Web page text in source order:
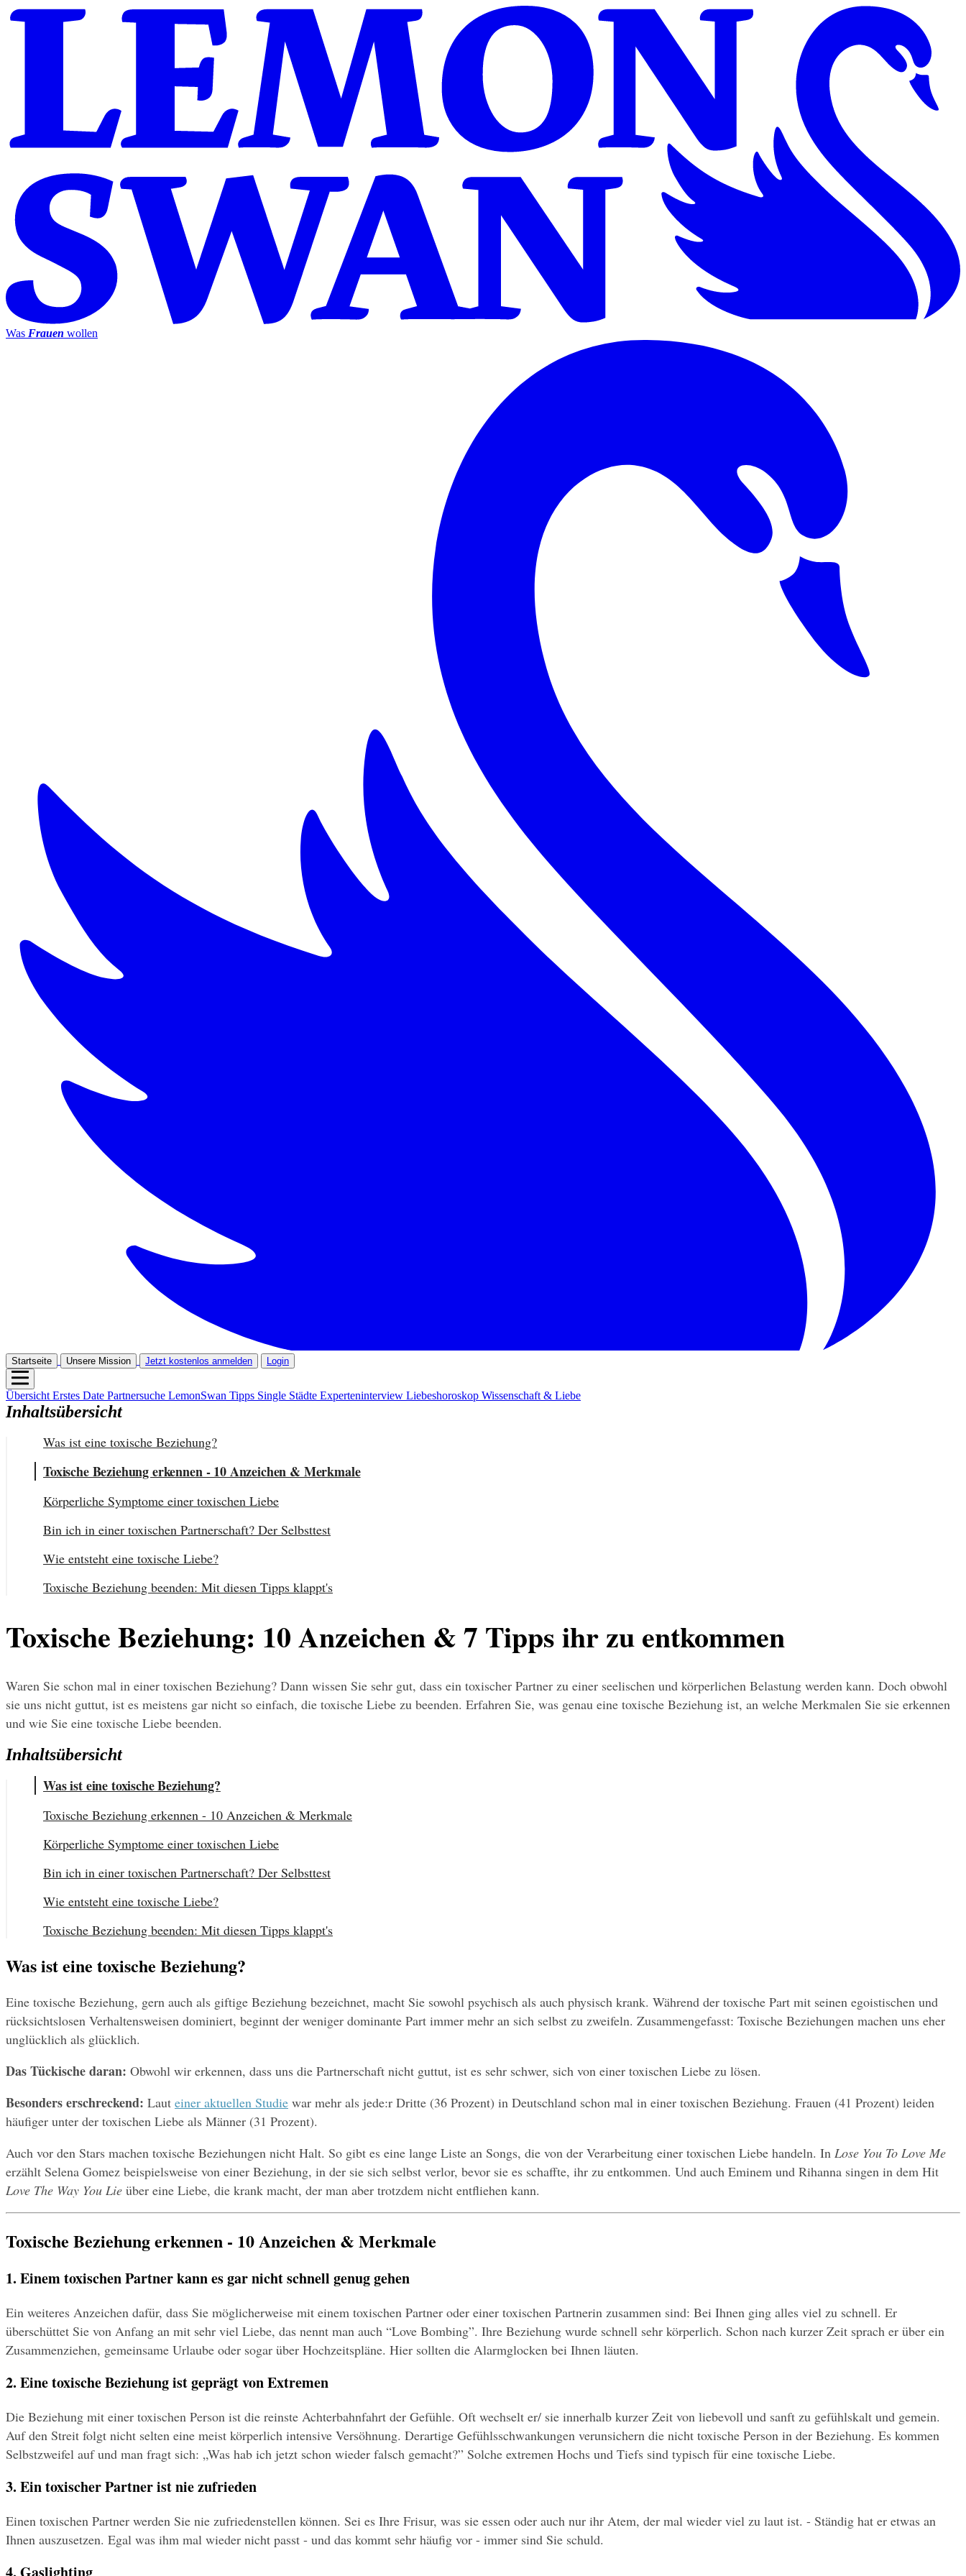
Was Frauen wollen
Startseite Unsere Mission Jetzt kostenlos anmelden Login
Übersicht Erstes Date Partnersuche LemonSwan Tipps Single Städte Experteninterview Liebeshoroskop Wissenschaft & Liebe
Inhaltsübersicht
Was ist eine toxische Beziehung?
Toxische Beziehung erkennen - 10 Anzeichen & Merkmale
Körperliche Symptome einer toxischen Liebe
Bin ich in einer toxischen Partnerschaft? Der Selbsttest
Wie entsteht eine toxische Liebe?
Toxische Beziehung beenden: Mit diesen Tipps klappt's
Toxische Beziehung: 10 Anzeichen & 7 Tipps ihr zu entkommen
Waren Sie schon mal in einer toxischen Beziehung? Dann wissen Sie sehr gut, dass ein toxischer Partner zu einer seelischen und körperlichen Belastung werden kann. Doch obwohl
sie uns nicht guttut, ist es meistens gar nicht so einfach, die toxische Liebe zu beenden. Erfahren Sie, was genau eine toxische Beziehung ist, an welche Merkmalen Sie sie erkennen
und wie Sie eine toxische Liebe beenden.
Inhaltsübersicht
Was ist eine toxische Beziehung?
Toxische Beziehung erkennen - 10 Anzeichen & Merkmale
Körperliche Symptome einer toxischen Liebe
Bin ich in einer toxischen Partnerschaft? Der Selbsttest
Wie entsteht eine toxische Liebe?
Toxische Beziehung beenden: Mit diesen Tipps klappt's
Was ist eine toxische Beziehung?
Eine toxische Beziehung, gern auch als giftige Beziehung bezeichnet, macht Sie sowohl psychisch als auch physisch krank. Während der toxische Part mit seinen egoistischen und
rücksichtslosen Verhaltensweisen dominiert, beginnt der weniger dominante Part immer mehr an sich selbst zu zweifeln. Zusammengefasst: Toxische Beziehungen machen uns eher
unglücklich als glücklich.
Das Tückische daran: Obwohl wir erkennen, dass uns die Partnerschaft nicht guttut, ist es sehr schwer, sich von einer toxischen Liebe zu lösen.
Besonders erschreckend: Laut einer aktuellen Studie war mehr als jede:r Dritte (36 Prozent) in Deutschland schon mal in einer toxischen Beziehung. Frauen (41 Prozent) leiden
häufiger unter der toxischen Liebe als Männer (31 Prozent).
Auch vor den Stars machen toxische Beziehungen nicht Halt. So gibt es eine lange Liste an Songs, die von der Verarbeitung einer toxischen Liebe handeln. In Lose You To Love Me
Love The Way You Lie über eine Liebe, die krank macht, der man aber trotzdem nicht entfliehen kann.
Toxische Beziehung erkennen - 10 Anzeichen & Merkmale
1. Einem toxischen Partner kann es gar nicht schnell genug gehen
Ein weiteres Anzeichen dafür, dass Sie möglicherweise mit einem toxischen Partner oder einer toxischen Partnerin zusammen sind: Bei Ihnen ging alles viel zu schnell. Er
überschüttet Sie von Anfang an mit sehr viel Liebe, das nennt man auch “Love Bombing”. Ihre Beziehung wurde schnell sehr körperlich. Schon nach kurzer Zeit sprach er über ein
Zusammenziehen, gemeinsame Urlaube oder sogar über Hochzeitspläne. Hier sollten die Alarmglocken bei Ihnen läuten.
2. Eine toxische Beziehung ist geprägt von Extremen
Die Beziehung mit einer toxischen Person ist die reinste Achterbahnfahrt der Gefühle. Oft wechselt er/ sie innerhalb kurzer Zeit von liebevoll und sanft zu gefühlskalt und gemein.
Auf den Streit folgt nicht selten eine meist körperlich intensive Versöhnung. Derartige Gefühlsschwankungen verunsichern die nicht toxische Person in der Beziehung. Es kommen
Selbstzweifel auf und man fragt sich: „Was hab ich jetzt schon wieder falsch gemacht?” Solche extremen Hochs und Tiefs sind typisch für eine toxische Liebe.
3. Ein toxischer Partner ist nie zufrieden
Einen toxischen Partner werden Sie nie zufriedenstellen können. Sei es Ihre Frisur, was sie essen oder auch nur ihr Atem, der mal wieder viel zu laut ist. - Ständig hat er etwas an
Ihnen auszusetzen. Egal was ihm mal wieder nicht passt - und das kommt sehr häufig vor - immer sind Sie schuld.